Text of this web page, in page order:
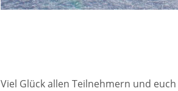
Viel Glück allen Teilnehmern und